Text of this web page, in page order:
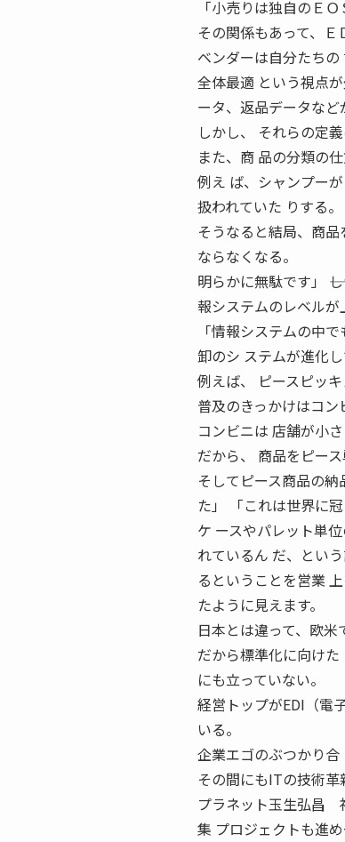
「小売りは独自のＥ
その関係もあって、Ｅ
ベンダーは自分たちの
全体最適 という視点
ータ、返品データなど
しかし、 それらの定
また、商 品の分類の
例え ば、シャンプー
扱われていた りする。
そうなると結局、商
ならなくなる。
明らかに無駄です」
報システムのレベルが
「情報システムの中
卸のシ ステムが進化
例えば、 ピースピッキ
普及のきっかけはコン
コンビニは 店舗が小
だから、 商品をピー
そしてピース商品の
た」 「これは世界に
ケ ースやパレット単
れているん だ、とい
るということを営業
たように見えます。
日本とは違って、欧米
だから標準化に向け
にも立っていない。
経営トップがEDI（電
いる。
企業エゴのぶつかり合
その間にもITの技術革
プラネット玉生弘昌
集 プロジェクトも進